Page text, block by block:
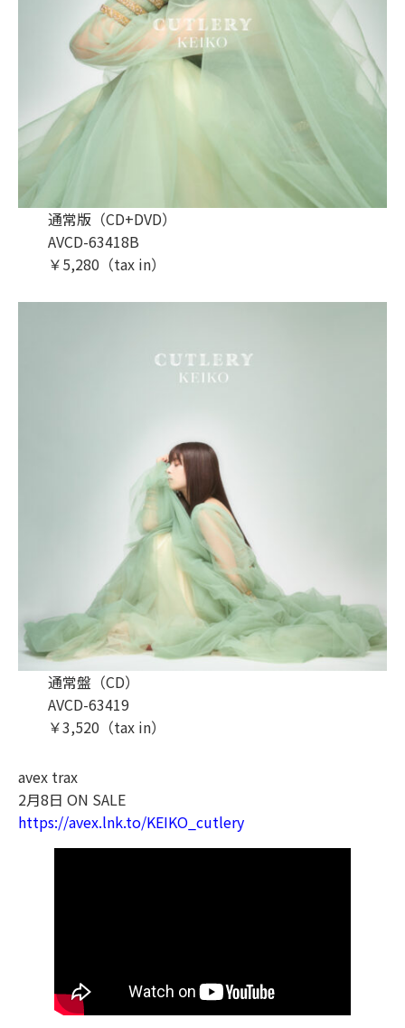
通常版（CD+DVD）
AVCD-63418B
￥5,280（tax in）
通常盤（CD）
AVCD-63419
￥3,520（tax in）
avex trax
2月8日 ON SALE
https://avex.lnk.to/KEIKO_cutlery